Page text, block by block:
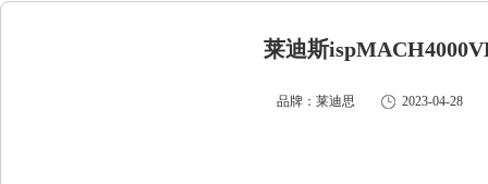
莱迪斯
品牌：莱迪思 2023-04-28